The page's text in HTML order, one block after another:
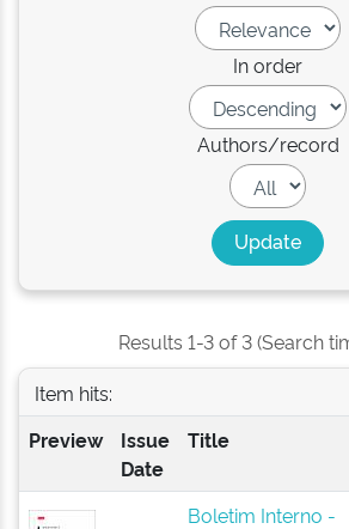
In order
Authors/record
Results 1-3 of 3 (Search
Item hits:
Preview
Issue
Date
Title
Boletim Interno -